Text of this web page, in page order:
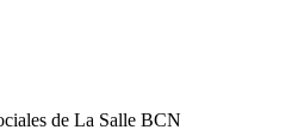
de La Salle BCN